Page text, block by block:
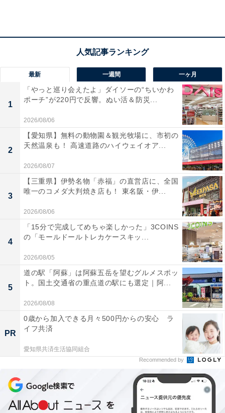
・社交運
濃淡が混ざり合います。グループで会っていても、あの
人と話したい、もっと一緒にいたいと特定の人に気持ち
が吸い寄せられるでしょう。でも、“みんなと一緒”の場
で、“1対1のトーク”に固執するのは、空気を乱すもの。
あえて深く掘らずに、また改めて個別に会うセッティン
グを心掛けて。大人の対応が、結局は、自分のためにな
るようです。オフィスでは、本音で向き合って。相手も
心を開いてくれて、いい仕事につながりそう。
・恋愛運
恋は、純粋培養で。2人の間に他の人の要素を加える
と、思っていたのと違う仕上がりになってしまいます。
どんなに親しい友達、家族でも、少し切り離して、特別
な関係を育てましょう。デートは、新スポットへ。
ラッキーポイント……カーキ、シアー素材、レンタ
ルサービス、カメラ
最新 一週間 一ヶ月
1
「やっと巡り会えたよ」ダイソーの“ちいかわ
ポーチ”が220円で反響。ぬい活＆防災...
2026/08/06
2
【愛知県】無料の動物園＆観光牧場に、市初の
天然温泉も！ 高速道路のハイウェイオア...
2026/08/07
3
【三重県】伊勢名物「赤福」の直営店に、全国
唯一のコメダ大判焼き店も！ 東名阪・伊...
2026/08/06
4
「15分で完成してめちゃ楽しかった」3COINS
の「モールドールトレカケースキッ...
2026/08/05
5
道の駅「阿蘇」は阿蘇五岳を望むグルメスポッ
ト。国土交通省の重点道の駅にも選定｜阿...
2026/08/08
PR
0歳から加入できる月々500円からの安心 ラ
イフ共済
愛知県共済生活協同組合
Recommended by